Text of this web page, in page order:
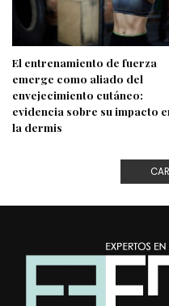
El entrenamiento de fuerza
emerge como aliado del
envejecimiento cutáneo:
evidencia sobre su impacto
la dermis